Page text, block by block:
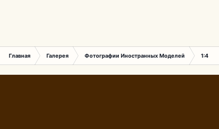
Главная Галерея Фотографии Иностранных Моделей 1:43